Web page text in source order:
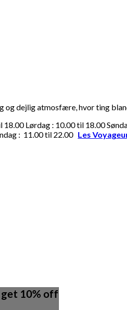
og dejlig atmosfære, hvor ting
18.00 Lørdag : 10.00 til 18.00
: 11.00 til 22.00 Les
10% off